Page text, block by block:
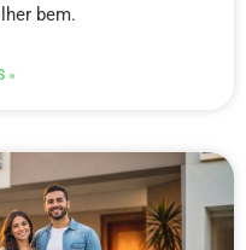
bem.
»